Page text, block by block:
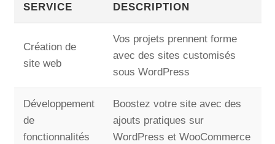
SERVICE DESCRIPTION
Création de
site web
Vos projets prennent forme
avec des sites customisés
sous WordPress
Développement
de
fonctionnalités
Boostez votre site avec des
ajouts pratiques sur
WordPress et WooCommerce